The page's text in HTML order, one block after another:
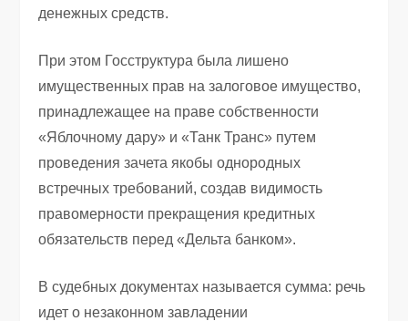
денежных средств.
При этом Госструктура была лишено
имущественных прав на залоговое имущество,
принадлежащее на праве собственности
«Яблочному дару» и «Танк Транс» путем
проведения зачета якобы однородных
встречных требований, создав видимость
правомерности прекращения кредитных
обязательств перед «Дельта банком».
В судебных документах называется сумма: речь
идет о незаконном завладении